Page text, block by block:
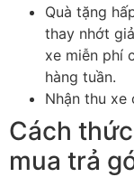
Quà tặng
thay nhớt
xe miễn phí
hàng tuần.
Nhận thu xe
Cách
mua trả